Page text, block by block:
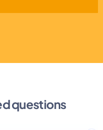
questions